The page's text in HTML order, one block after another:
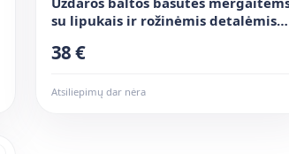
su lipukais ir rožinėmis detalėmis
38 €
Atsiliepimų dar nėra